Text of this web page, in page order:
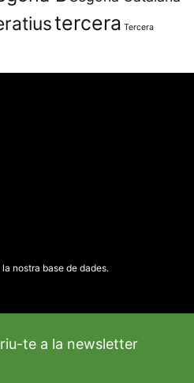
tercera Tercera
nostra base de dades.
te a la newsletter